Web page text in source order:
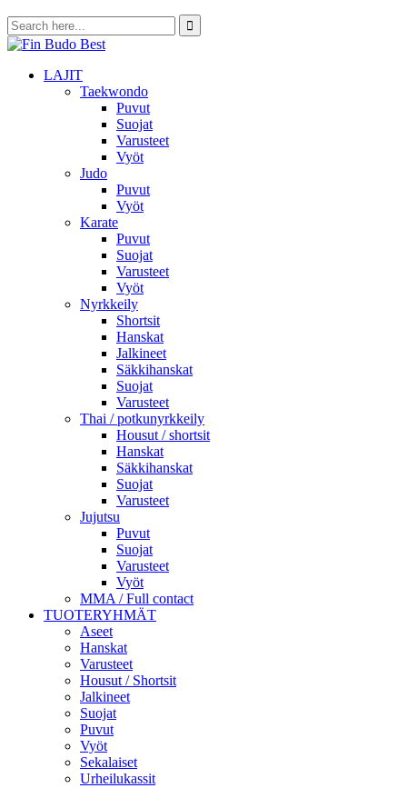
LAJIT
Taekwondo
Puvut
Suojat
Varusteet
Vyöt
Judo
Puvut
Vyöt
Karate
Puvut
Suojat
Varusteet
Vyöt
Nyrkkeily
Shortsit
Hanskat
Jalkineet
Säkkihanskat
Suojat
Varusteet
Thai / potkunyrkkeily
Housut / shortsit
Hanskat
Säkkihanskat
Suojat
Varusteet
Jujutsu
Puvut
Suojat
Varusteet
Vyöt
MMA / Full contact
TUOTERYHMÄT
Aseet
Hanskat
Varusteet
Housut / Shortsit
Jalkineet
Suojat
Puvut
Vyöt
Sekalaiset
Urheilukassit